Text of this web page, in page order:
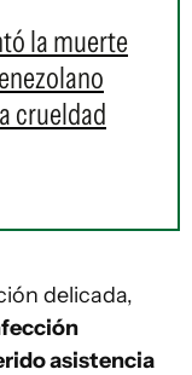
la muerte
crueldad
delicada,
asistencia